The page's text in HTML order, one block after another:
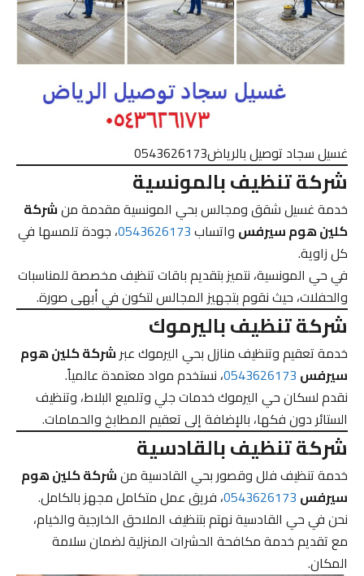
غسيل سجاد توصيل بالرياض0543626173
شركة تنظيف بالمونسية
خدمة غسيل شقق ومجالس بحي المونسية مقدمة منشركة
كلين هوم سيرفسواتساب0543626173، جودة تلمسها في
كل زاوية.
في حي المونسية، نتميز بتقديم باقات تنظيف مخصصة للمناسبات
والحفلات، حيث نقوم بتجهيز المجالس لتكون في أبهى صورة.
شركة تنظيف باليرموك
خدمة تعقيم وتنظيف منازل بحي اليرموك عبرشركة كلين هوم
سيرفس0543626173، نستخدم مواد معتمدة عالمياً.
نقدم لسكان حي اليرموك خدمات جلي وتلميع البلاط، وتنظيف
الستائر دون فكها، بالإضافة إلى تعقيم المطابخ والحمامات.
شركة تنظيف بالقادسية
خدمة تنظيف فلل وقصور بحي القادسية منشركة كلين هوم
سيرفس0543626173، فريق عمل متكامل مجهز بالكامل.
نحن في حي القادسية نهتم بتنظيف الملاحق الخارجية والخيام،
مع تقديم خدمة مكافحة الحشرات المنزلية لضمان سلامة
المكان.